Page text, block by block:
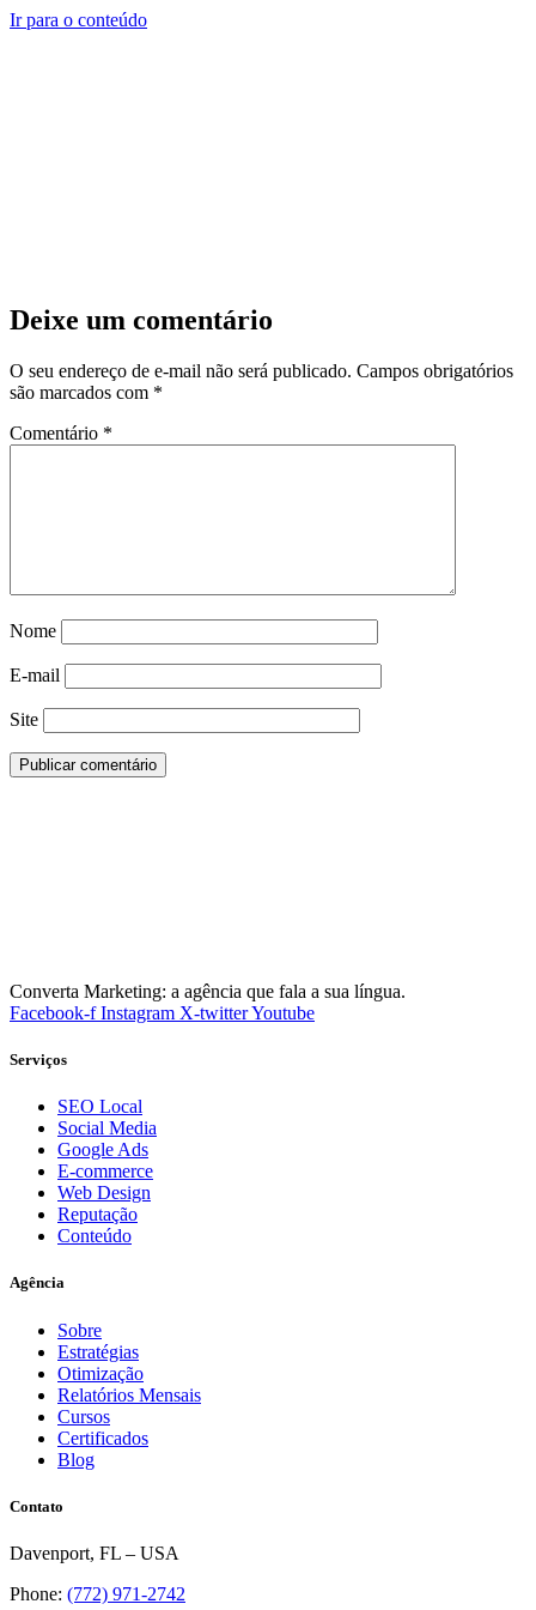
Ir para o conteúdo
Deixe um comentário
O seu endereço de e-mail não será publicado. Campos obrigatórios
são marcados com *
Comentário *
Nome
E-mail
Site
Converta Marketing: a agência que fala a sua língua.
Facebook-f Instagram X-twitterYoutube
Serviços
SEO Local
Social Media
Google Ads
E-commerce
Web Design
Reputação
Conteúdo
Agência
Sobre
Estratégias
Otimização
Relatórios Mensais
Cursos
Certificados
Blog
Contato
Davenport, FL – USA
Phone: (772) 971-2742